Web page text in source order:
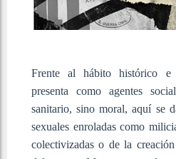
Frente al hábito histórico e
presenta como agentes
sanitario, sino moral, aquí se
sexuales enroladas como
colectivizadas o de la